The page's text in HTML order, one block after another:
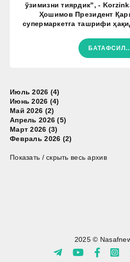
ўзимизни тиярдик", -
Ҳошимов Президент
супермаркетга ташрифи
Июль 2026 (4)
Июнь 2026 (4)
Май 2026 (2)
Апрель 2026 (5)
Март 2026 (3)
Февраль 2026 (2)
Показать / скрыть весь архив
2025 ©